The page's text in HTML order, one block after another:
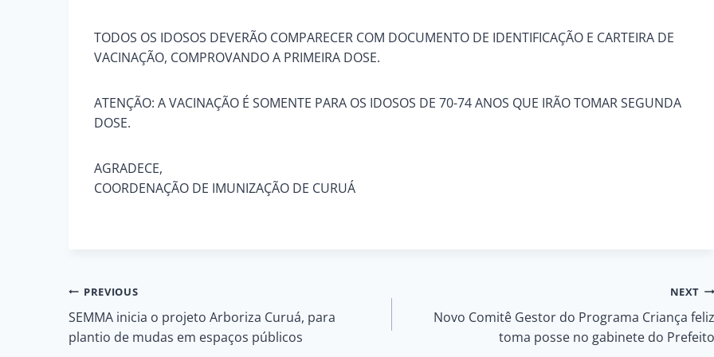
TODOS OS IDOSOS DEVERÃO COMPARECER COM DOCUMENTO DE IDENTIFICAÇÃO E CARTEIRA DE
VACINAÇÃO, COMPROVANDO A PRIMEIRA DOSE.
ATENÇÃO: A VACINAÇÃO É SOMENTE PARA OS IDOSOS DE 70-74 ANOS QUE IRÃO TOMAR SEGUNDA
DOSE.
AGRADECE,
COORDENAÇÃO DE IMUNIZAÇÃO DE CURUÁ
Navegação
de
PREVIOUS
SEMMA inicia o projeto Arboriza Curuá, para
plantio de mudas em espaços públicos
NEXT
Novo Comitê Gestor do Programa Criança
toma posse no gabinete do